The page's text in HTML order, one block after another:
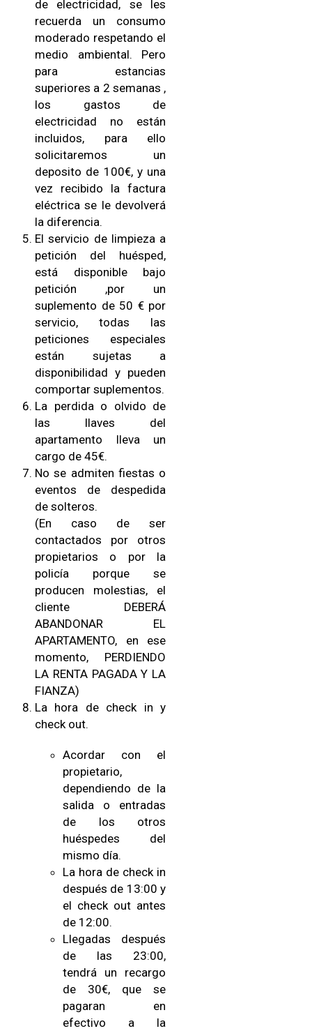
de electricidad, se les
recuerda un consumo
moderado respetando el
medio ambiental. Pero
para estancias
superiores a 2 semanas ,
los gastos de
electricidad no están
incluidos, para ello
solicitaremos un
deposito de 100€, y una
vez recibido la factura
eléctrica se le devolverá
la diferencia.
El servicio de limpieza a
petición del huésped,
está disponible bajo
petición ,por un
suplemento de 50 € por
servicio, todas las
peticiones especiales
están sujetas a
disponibilidad y pueden
comportar suplementos.
La perdida o olvido de
las llaves del
apartamento lleva un
cargo de 45€.
No se admiten fiestas o
eventos de despedida
de solteros.
(En caso de ser
contactados por otros
propietarios o por la
policía porque se
producen molestias, el
cliente DEBERÁ
ABANDONAR EL
APARTAMENTO, en ese
momento, PERDIENDO
LA RENTA PAGADA Y LA
FIANZA)
La hora de check in y
check out.
Acordar con el
propietario,
dependiendo de la
salida o entradas
de los otros
huéspedes del
mismo día.
La hora de check in
después de 13:00 y
el check out antes
de 12:00.
Llegadas después
de las 23:00,
tendrá un recargo
de 30€, que se
pagaran en
efectivo a la